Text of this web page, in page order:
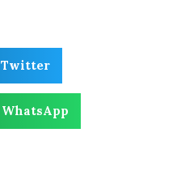
Twitter
WhatsApp